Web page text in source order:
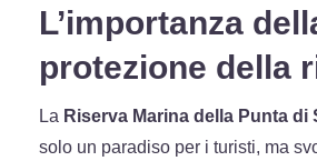
L’importanza
protezione della
La Riserva Marina della Punta di
solo un paradiso per i turisti, ma